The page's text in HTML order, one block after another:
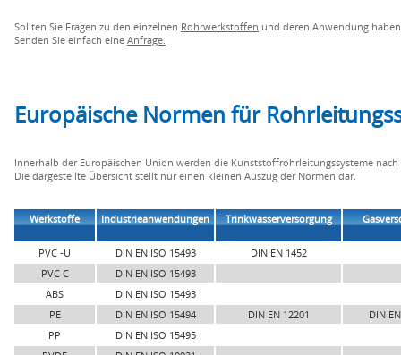
Sollten Sie Fragen zu den einzelnen Rohrwerkstoffen und deren Anwendung
Senden Sie einfach eine Anfrage.
Europäische Normen für
Innerhalb der Europäischen Union werden die Kunststoffrohrleitungssysteme
Die dargestellte Übersicht stellt nur einen kleinen Auszug der Normen dar.
Werkstoffe Industrieanwendungen Trinkwasserversorgung
PVC -U DIN EN ISO 15493
DIN EN 1452
PVC C
DIN EN ISO 15493
ABS
DIN EN ISO 15493
PE
DIN EN ISO 15494 DIN EN 12201
DIN
PP
DIN EN ISO 15495